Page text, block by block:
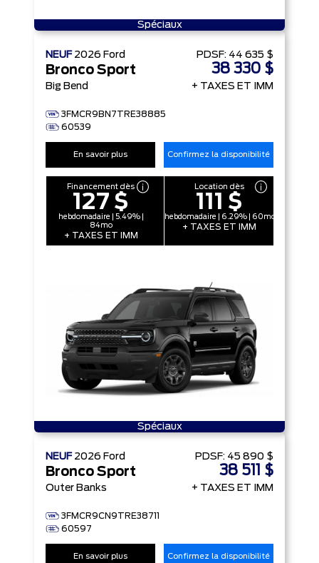
Spéciaux
NEUF 2026 Ford
Bronco Sport
Big Bend
3FMCR9BN7TRE38885
60539
PDSF: 44 635 $
38 330 $
+ TAXES ET IMM
En savoir plus Confirmez la disponibilité
Financement dès
127 $
hebdomadaire | 5.49% |
84mo
+ TAXES ET IMM
Location dès
111 $
hebdomadaire | 6.29% | 60mo
+ TAXES ET IMM
Spéciaux
NEUF 2026 Ford
Bronco Sport
Outer Banks
3FMCR9CN9TRE38711
60597
PDSF: 45 890 $
38 511 $
+ TAXES ET IMM
En savoir plus Confirmez la disponibilité